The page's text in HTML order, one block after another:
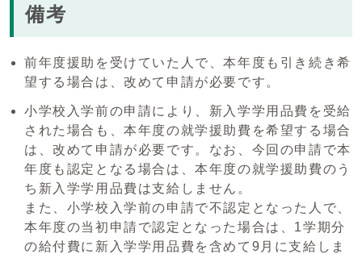
備考
前年度援助を受けていた人で、本年度も引き続き希
望する場合は、改めて申請が必要です。
小学校入学前の申請により、新入学学用品費を受給
された場合も、本年度の就学援助費を希望する場合
は、改めて申請が必要です。なお、今回の申請で本
年度も認定となる場合は、本年度の就学援助費のう
ち新入学学用品費は支給しません。
また、小学校入学前の申請で不認定となった人で、
本年度の当初申請で認定となった場合は、1学期分
の給付費に新入学学用品費を含めて9月に支給しま